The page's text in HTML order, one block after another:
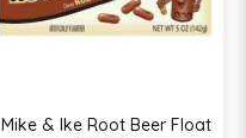
Mike & Ike Root Beer Float